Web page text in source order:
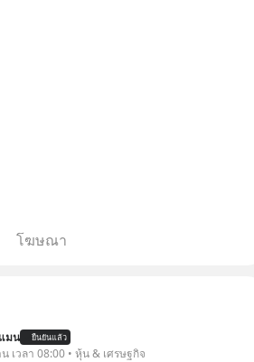
โฆษณา
มน ยืนยันแล้ว
เวลา 08:00 • หุ้น & เศรษฐกิจ